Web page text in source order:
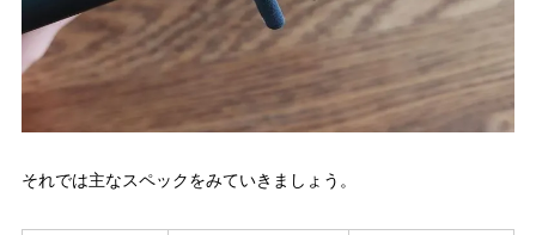
それでは主なスペックをみていきましょう。